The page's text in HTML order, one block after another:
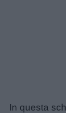
In questa